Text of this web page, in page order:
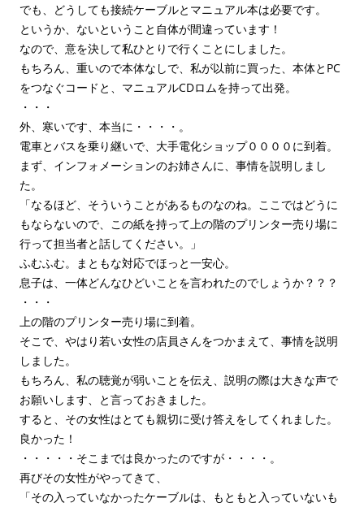
でも、どうしても接続ケーブルとマニュアル本は必要です。
というか、ないということ自体が間違っています！
なので、意を決して私ひとりで行くことにしました。
もちろん、重いので本体なしで、私が以前に買った、本体とPC
をつなぐコードと、マニュアルCDロムを持って出発。
・・・
外、寒いです、本当に・・・・。
電車とバスを乗り継いで、大手電化ショップ００００に到着。
まず、インフォメーションのお姉さんに、事情を説明しまし
た。
「なるほど、そういうことがあるものなのね。ここではどうに
もならないので、この紙を持って上の階のプリンター売り場に
行って担当者と話してください。」
ふむふむ。まともな対応でほっと一安心。
息子は、一体どんなひどいことを言われたのでしょうか？？？
・・・
上の階のプリンター売り場に到着。
そこで、やはり若い女性の店員さんをつかまえて、事情を説明
しました。
もちろん、私の聴覚が弱いことを伝え、説明の際は大きな声で
お願いします、と言っておきました。
すると、その女性はとても親切に受け答えをしてくれました。
良かった！
・・・・・そこまでは良かったのですが・・・・。
再びその女性がやってきて、
「その入っていなかったケーブルは、もともと入っていないも